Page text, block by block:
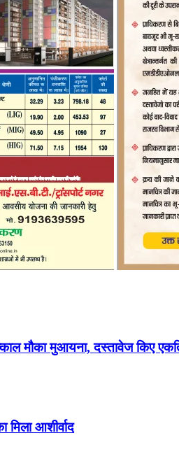
मौका मुआयना, दस्तावेज किए
आशीर्वाद